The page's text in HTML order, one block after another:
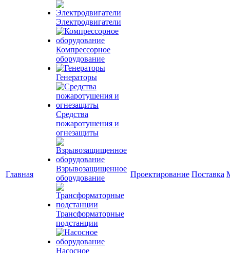
Главная
Электродвигатели
Компрессорное
оборудование
Генераторы
Средства
пожаротушения и
огнезащиты
Взрывозащищенное
оборудование
Трансформаторные
подстанции
Насосное
Проектирование Поставка